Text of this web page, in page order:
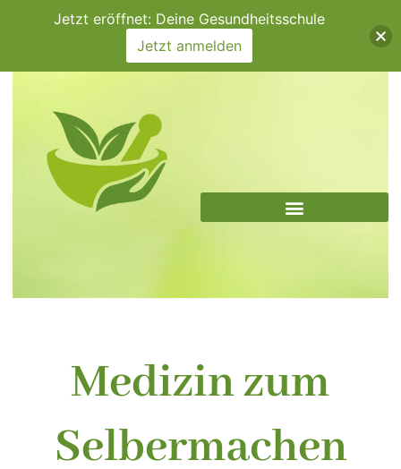
Medizin zum
Selbermachen
Jetzt eröffnet: Deine Gesundheitsschule
Jetzt anmelden